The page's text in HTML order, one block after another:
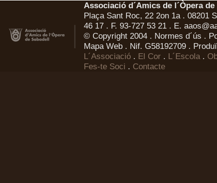
Associació d´Amics de l´Òpera
Plaça Sant Roc, 22 2on 1a . 08201
46 17 . F. 93-727 53 21 . E.
© Copyright 2004 . Normes d´ús .
Mapa Web . Nif. G58192709 .
L´Associació . El Cor . L´Escola.
Fes-te Soci . Contacte